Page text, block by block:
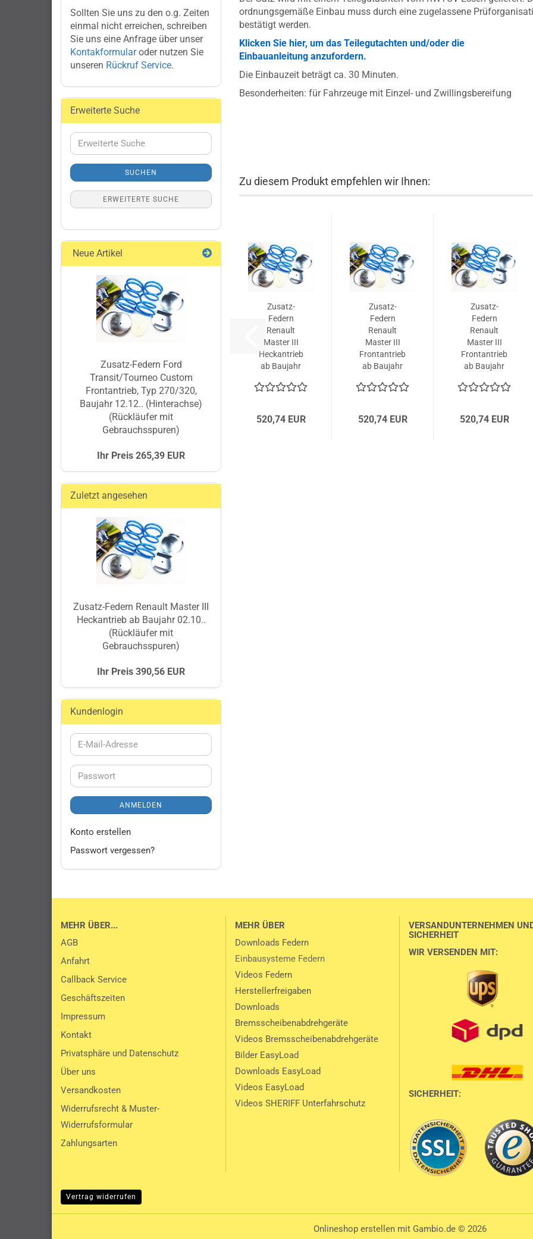
ordnungsgemäße Einbau muss durch eine zugelassene
bestätigt werden.
Klicken Sie hier, um das Teilegutachten und/oder die
Einbauanleitung anzufordern.
Die Einbauzeit beträgt ca. 30 Minuten.
Besonderheiten: für Fahrzeuge mit Einzel- und Zwillingsbereifung
Zu diesem Produkt empfehlen wir Ihnen:
Zusatz-
Federn
Renault
Master III
Heckantrieb
ab Baujahr
520,74 EUR
Zusatz-
Federn
Renault
Master III
Frontantrieb
ab Baujahr
520,74 EUR
Zusatz-
Federn
Renault
Master III
Frontantrieb
ab Baujahr
(Heavy Duty
520,74 EUR
Sollten Sie uns zu den o.g. Zeiten
einmal nicht erreichen, schreiben
Sie uns eine Anfrage über unser
Kontakformularoder nutzen Sie
unseren Rückruf Service.
Erweiterte Suche
Erweiterte
Suche
SUCHEN
ERWEITERTE SUCHE
Neue Artikel
Zusatz-Federn Ford
Transit/Tourneo Custom
Frontantrieb, Typ 270/320,
Baujahr 12.12.. (Hinterachse)
(Rückläufer mit
Gebrauchsspuren)
Ihr Preis 265,39 EUR
Zuletzt angesehen
Zusatz-Federn Renault Master III
Heckantrieb ab Baujahr 02.10..
(Rückläufer mit
Gebrauchsspuren)
Ihr Preis 390,56 EUR
Kundenlogin
E-
Mail-
Passwort
ANMELDEN
Konto erstellen
Passwort vergessen?
MEHR ÜBER...
AGB
Anfahrt
Callback Service
Geschäftszeiten
Impressum
Kontakt
Privatsphäre und Datenschutz
Über uns
Versandkosten
Widerrufsrecht & Muster-
Widerrufsformular
Zahlungsarten
MEHR ÜBER
Downloads Federn
Einbausysteme Federn
Videos Federn
Herstellerfreigaben
Downloads
Bremsscheibenabdrehgeräte
Videos Bremsscheibenabdrehgeräte
Bilder EasyLoad
Downloads EasyLoad
Videos EasyLoad
Videos SHERIFF Unterfahrschutz
VERSANDUNTERNEHMEN
SICHERHEIT
WIR VERSENDEN MIT:
SICHERHEIT:
Vertrag widerrufen
Onlineshop erstellenmit Gambio.de © 2026